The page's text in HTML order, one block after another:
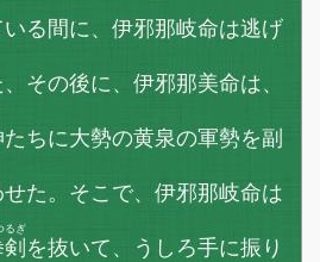
る間に、伊邪那岐命は逃げ
その後に、伊邪那美命は、
ちに大勢の黄泉の軍勢を副
た。そこで、伊邪那岐命は
るぎ
を抜いて、うしろ手に振り